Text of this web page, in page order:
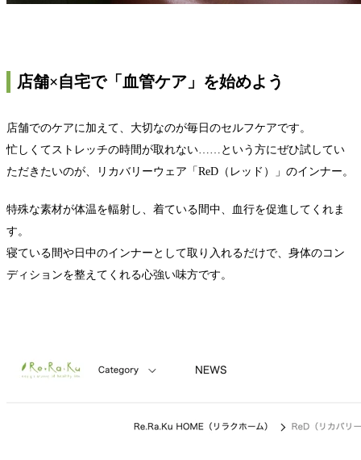
店舗×自宅で「血管ケア」を始めよう
店舗でのケアに加えて、大切なのが毎日のセルフケアです。
忙しくてストレッチの時間が取れない……という方にぜひ試してい
ただきたいのが、リカバリーウェア「ReD（レッド）」のインナー。
特殊な素材が体温を輻射し、着ている間中、血行を促進してくれま
す。
寝ている間や日中のインナーとして取り入れるだけで、身体のコン
ディションを整えてくれる心強い味方です。